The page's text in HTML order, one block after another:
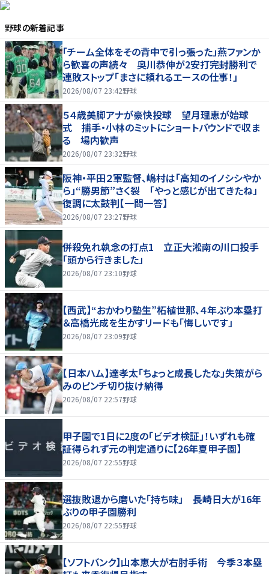
野球の新着記事
「チーム全体をその背中で引っ張った」燕ファンか
ら歓喜の声続々 奥川恭伸が2安打完封勝利で
連敗ストップ「まさに頼れるエースの仕事！」
2026/08/07 23:42野球
５４歳美脚アナが豪快投球 望月理恵が始球
式 捕手・小林のミットにショートバウンドで収ま
る 場内歓声
2026/08/07 23:32野球
阪神・平田２軍監督、嶋村は「高知のイノシシやか
ら」“勝男節”さく裂 「やっと感じが出てきたね」
復調に太鼓判【一問一答】
2026/08/07 23:27野球
併殺免れ執念の打点1 立正大淞南の川口投手
「頭から行きました」
2026/08/07 23:10野球
【西武】“おかわり塾生”柘植世那、４年ぶり本塁打
＆高橋光成を生かすリードも「悔しいです」
2026/08/07 23:09野球
【日本ハム】達孝太「ちょっと成長したな」失策がら
みのピンチ切り抜け納得
2026/08/07 22:57野球
甲子園で1日に2度の「ビデオ検証」！いずれも確
証得られず元の判定通りに【26年夏甲子園】
2026/08/07 22:55野球
選抜敗退から磨いた「持ち味」 長崎日大が16年
ぶりの甲子園勝利
2026/08/07 22:55野球
【ソフトバンク】山本恵大が右肘手術 今季３本塁